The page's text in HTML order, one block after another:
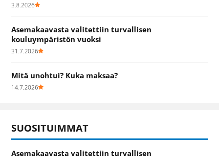
3.8.2026
Asemakaavasta valitettiin turvallisen
kouluympäristön vuoksi
31.7.2026
Mitä unohtui? Kuka maksaa?
14.7.2026
SUOSITUIMMAT
Asemakaavasta valitettiin turvallisen